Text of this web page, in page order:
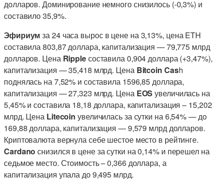
долларов. Доминирование немного снизилось (-0,3%) и
составило 35,9%.
Эфириум за 24 часа вырос в цене на 3,13%, цена ETH
составила 803,87 доллара, капитализация — 79,775 млрд
долларов. Цена Rippleсоставила 0,904 доллара (+3,47%),
капитализация — 35,418 млрд. Цена Bitcoin Cash
поднялась на 7,52% и составила 1596,85 доллара,
капитализация — 27,323 млрд. Цена EOS увеличилась на
5,45% и составила 18,18 доллара, капитализация – 15,202
млрд. Цена Litecoin увеличилась за сутки на 6,54% — до
169,88 доллара, капитализация — 9,579 млрд долларов.
Криптовалюта вернула себе шестое место в рейтинге.
Cardano снизился в цене за сутки на 0,14% и перешел на
седьмое место. Стоимость – 0,366 доллара, а
капитализация упала до 9,495 млрд.